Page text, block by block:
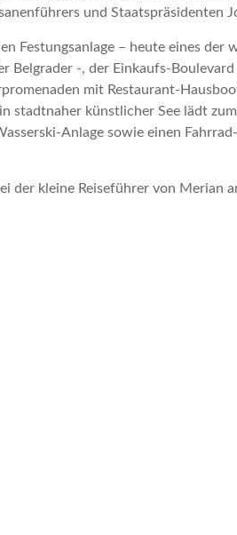
und Staatspräsidenten
Festungsanlage – heute eines der
Belgrader -, der Einkaufs-
mit Restaurant-
stadtnaher künstlicher See lädt
Anlage sowie einen
der kleine Reiseführer von Merian